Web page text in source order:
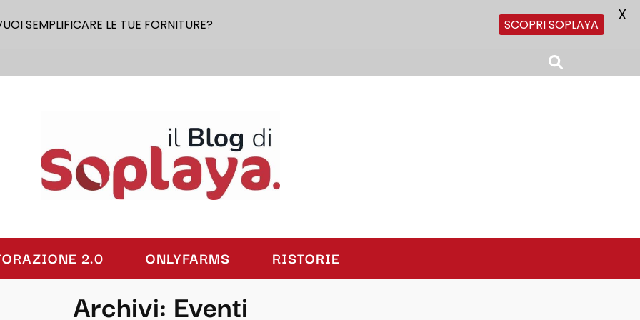
2.0 ONLYFARMS RISTORIE
Archivi: Eventi
SEMPLIFICARE LE TUE FORNITURE? SCOPRI SOPLAYA
X